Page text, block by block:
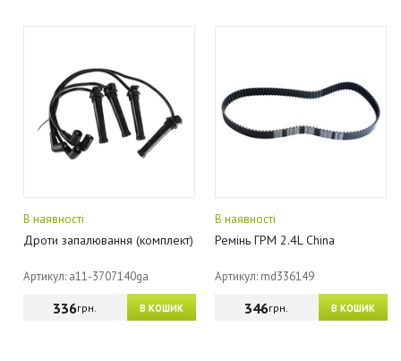
В наявності
Дроти запалювання (комплект)
Артикул: a11-3707140ga
В КОШИК
336грн.
В наявності
Ремінь ГРМ 2.4L China
Артикул: md336149
В КОШИК
346грн.